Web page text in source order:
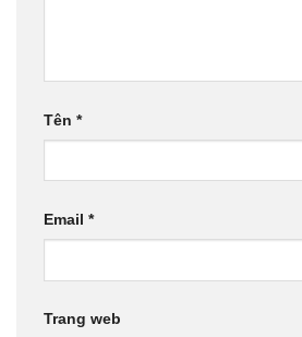
Tên *
Email *
Trang web